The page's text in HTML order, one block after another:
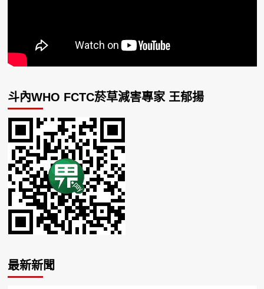
斗內WHO FCTC菸草減害專家 王郁揚
最新新聞